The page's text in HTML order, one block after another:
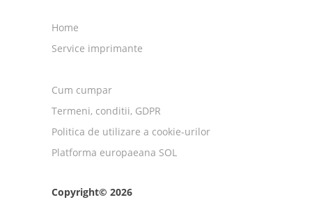
Home
Service imprimante
Cum cumpar
Termeni, conditii, GDPR
Politica de utilizare a cookie-urilor
Platforma europaeana SOL
Copyright© 2026